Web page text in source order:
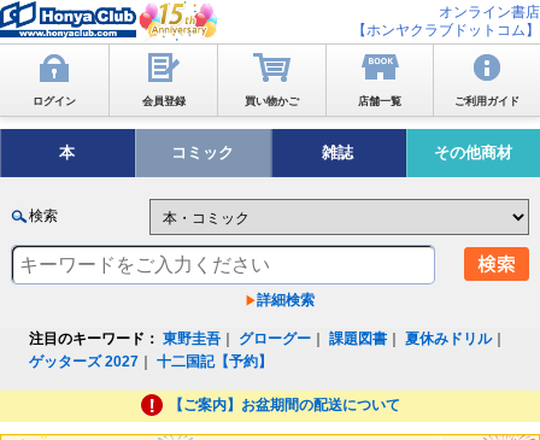
オンライン書店
【ホンヤクラブドットコム】
ログイン 会員登録 買い物かご 店舗一覧 ご利用ガイド
本 コミック 雑誌 その他商材
検索
詳細検索
注目のキーワード： 東野圭吾 グローグー ｜課題図書 ｜夏休みドリル｜
ゲッターズ 2027 ｜十二国記【予約】
【ご案内】お盆期間の配送について